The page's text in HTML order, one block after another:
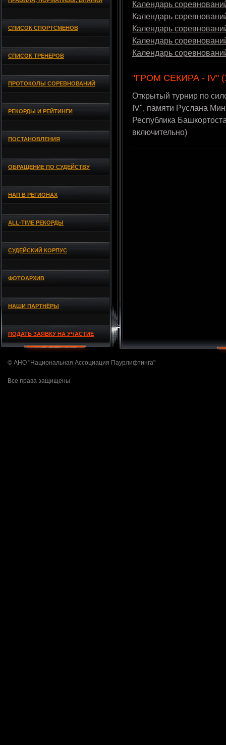
СПИСОК СПОРТСМЕНОВ
СПИСОК ТРЕНЕРОВ
ПРОТОКОЛЫ СОРЕВНОВАНИЙ
РЕКОРДЫ И РЕЙТИНГИ
ПОСТАНОВЛЕНИЯ
ОБРАЩЕНИЕ ПО СУДЕЙСТВУ
НАП В РЕГИОНАХ
ALL-TIME РЕКОРДЫ
СУДЕЙСКИЙ КОРПУС
ФОТОАРХИВ
НАШИ ПАРТНЁРЫ
ПОДАТЬ ЗАЯВКУ НА УЧАСТИЕ
Календарь
Календарь
Календарь
Календарь
Календарь
"ГРОМ СЕКИРА - IV"
Открытый турнир по
IV", памяти Руслана
Республика
включительно)
© АНО "Национальная Ассоциация Паурлифтинга"
Все права защищены